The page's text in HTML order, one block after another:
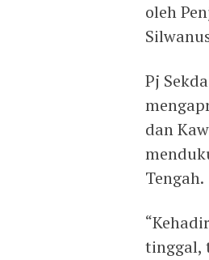
oleh
Pj
dan
Tengah.
tinggal,